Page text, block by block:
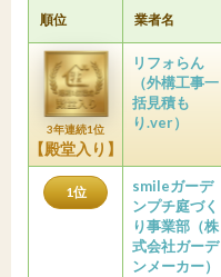
順位 業者名
3年連続1位
【殿堂入り】
リフォらん
（外構工事一
括見積も
り.ver）
1位
smileガーデ
ンプチ庭づく
り事業部（株
式会社ガーデ
ンメーカー）